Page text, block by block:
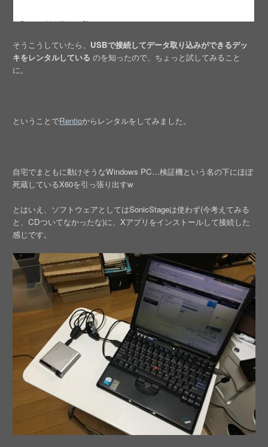
そうこうしていたら、 USBで接続してデータ取り込みができるデッ
キをレンタルしている のを知ったので、ちょっと試してみること
に。
ということでRentioからレンタルをしてみました。
自宅でまともに動けそうなWindows PC…検証機という名の下にほぼ
死蔵しているX60を引っ張り出すw
とはいえ、ソフトウェアとしてはSonicStageは使わず(今考えてみる
と、CDついてなかったな)に、Xアプリをインストールして接続した
感じです。